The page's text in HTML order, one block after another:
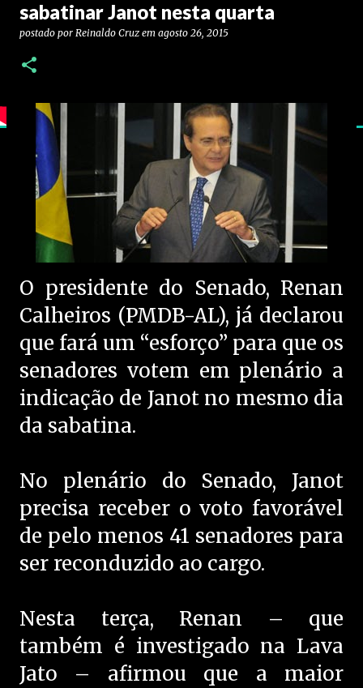
sabatinar Janot nesta quarta
postado por Reinaldo Cruz em agosto 26, 2015
O presidente do Senado, Renan
Calheiros (PMDB-AL), já declarou
que fará um “esforço” para que os
senadores votem em plenário a
indicação de Janot no mesmo dia
da sabatina.
No plenário do Senado, Janot
precisa receber o voto favorável
de pelo menos 41 senadores para
ser reconduzido ao cargo.
Nesta terça, Renan – que
também é investigado na Lava
Jato – afirmou que a maior